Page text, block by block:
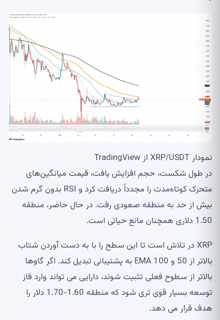
نمودار XRP/USDT از TradingView
در طول شکست، حجم افزایش یافت، قیمت میانگین‌های
متحرک کوتاه‌مدت را مجدداً دریافت کرد و RSI بدون گرم شدن
بیش از حد به منطقه صعودی رفت. در حال حاضر، منطقه
1.50 دلاری همچنان مانع حیاتی است.
XRP در تلاش است تا این سطح را با به دست آوردن شتاب
بالاتر از 50 و 100 EMA به پشتیبانی تبدیل کند. اگر گاوها
بالاتر از سطوح فعلی تثبیت شوند، دارایی می تواند وارد فاز
توسعه بسیار قوی تری شود که منطقه 1.60-1.70 دلار را
هدف قرار می دهد.